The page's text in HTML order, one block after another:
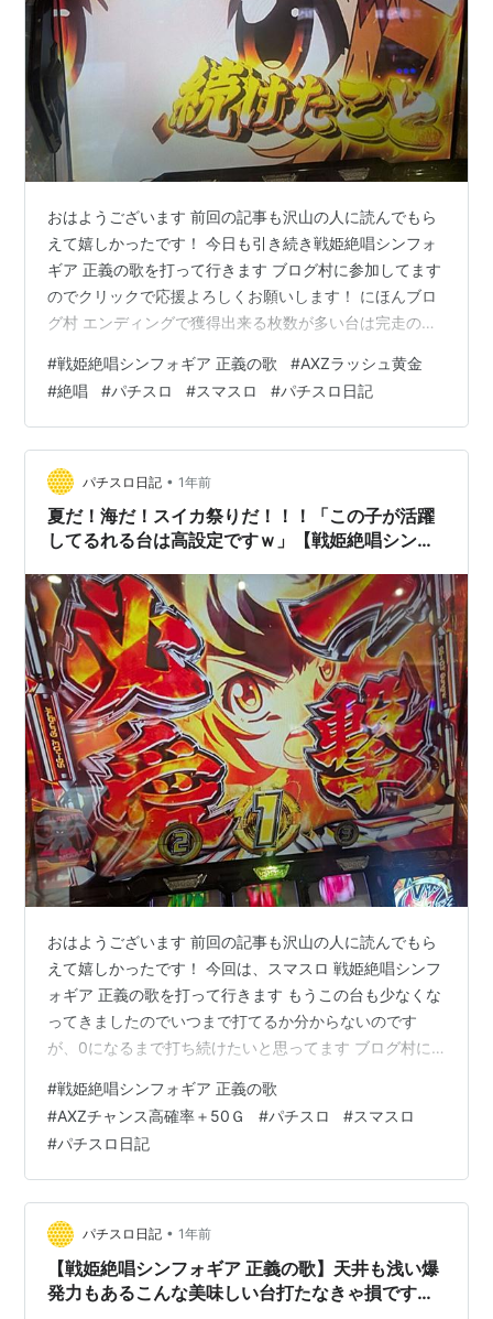
おはようございます 前回の記事も沢山の人に読んでもら
えて嬉しかったです！ 今日も引き続き戦姫絶唱シンフォ
ギア 正義の歌を打って行きます ブログ村に参加してます
のでクリックで応援よろしくお願いします！ にほんブロ
グ村 エンディングで獲得出来る枚数が多い台は完走のハ
の歌】【パチスロ スロット スマスロ】【パチスロ日記】
AXZチャンス高確率＋50Gの結果は？ 残り枚数が足らな
くても エンディング後は勿論絶唱バトル まだフリーズ高
確率の50Gがある 久しぶりの3桁乗せで エンディングで
獲得出来る枚数が多い台は完走のハードルが低いのでお
勧め？【戦姫絶…
#戦姫絶唱シンフォギア 正義の歌 #AXZラッシュ黄金
#絶唱 #パチスロ #スマスロ #パチスロ日記
パチスロ日記 • 1年前
夏だ！海だ！スイカ祭りだ！！！「この子が活躍
してるれる台は高設定ですｗ」【戦姫絶唱シンフ
ロ】【パチスロ日記】
おはようございます 前回の記事も沢山の人に読んでもら
えて嬉しかったです！ 今回は、スマスロ 戦姫絶唱シンフ
ォギア 正義の歌を打って行きます もうこの台も少なくな
ってきましたのでいつまで打てるか分からないのです
が、0になるまで打ち続けたいと思ってます ブログ村に
す！ にほんブログ村 夏だ！海だ！スイカ祭りだ！！！
「この子が活躍してるれる台は高設定ですｗ」【戦姫絶
唱シンフォギア 正義の歌】【パチスロ スロット スマス
ロ】【パチスロ日記】 最初のATでスイカからの上乗せ
が！ AXZチャンス中のフォニック目は？ 黒ナビは熱いは
ず 確率は1％？「AXZチャ…
#戦姫絶唱シンフォギア 正義の歌
#AXZチャンス高確率＋50Ｇ #パチスロ #スマスロ
#パチスロ日記
パチスロ日記 • 1年前
【戦姫絶唱シンフォギア 正義の歌】天井も浅い爆
発力もあるこんな美味しい台打たなきゃ損です